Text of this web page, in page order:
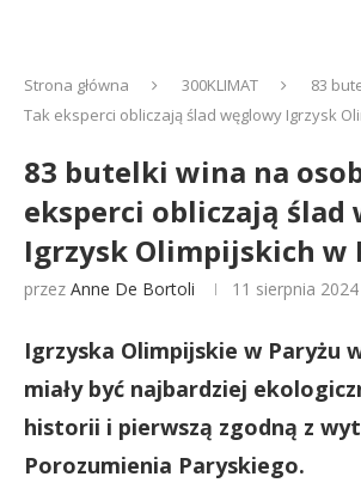
Strona główna 300KLIMAT
83
Tak eksperci obliczają ślad węglowy Igrzysk
83 butelki wina na
eksperci obliczają ślad
Igrzysk Olimpijskich w
przez Anne De Bortoli 11 sierpnia 2024
Igrzyska Olimpijskie w Paryżu
miały być najbardziej
historii i pierwszą zgodną z
Porozumienia Paryskiego.